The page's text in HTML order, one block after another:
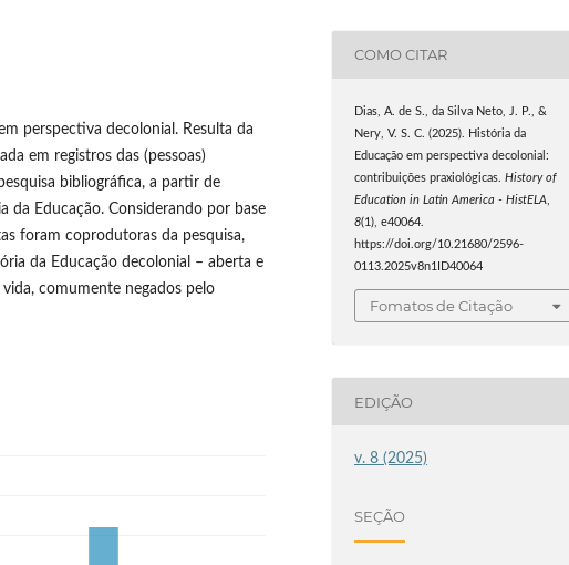
perspectiva decolonial. Resulta da
em registros das (pessoas)
bibliográfica, a partir de
da Educação. Considerando por base
foram coprodutoras da pesquisa,
da Educação decolonial – aberta e
comumente negados pelo
COMO CITAR
Dias, A. de S., da Silva Neto, J. P., &
Nery, V. S. C. (2025). História da
Educação em perspectiva decolonial:
contribuições praxiológicas.History of
Education in Latin America - HistELA
8(1), e40064.
https://doi.org/10.21680/2596-
0113.2025v8n1ID40064
Fomatos de Citação
EDIÇÃO
v. 8 (2025)
SEÇÃO